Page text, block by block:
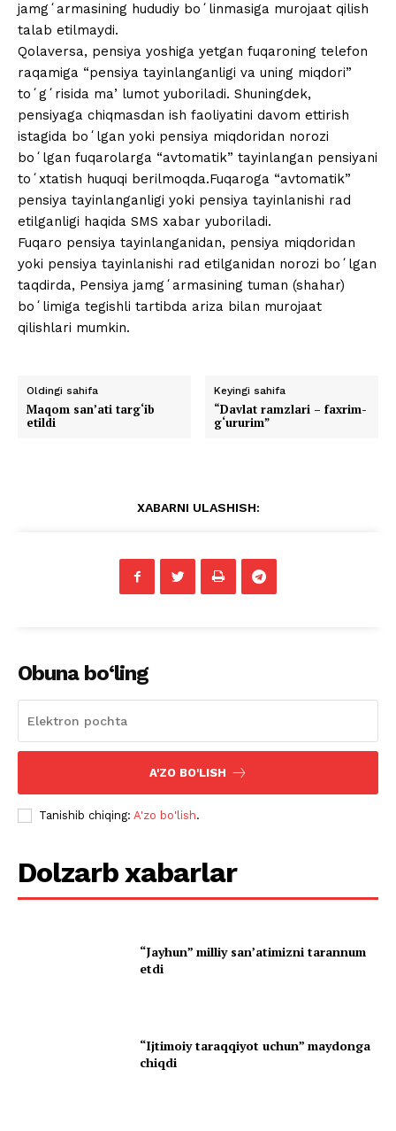
jamgʻarmasining hududiy boʻlinmasiga murojaat qilish
talab etilmaydi.
Qolaversa, pensiya yoshiga yetgan fuqaroning telefon
raqamiga “pensiya tayinlanganligi va uning miqdori”
toʻgʻrisida maʼlumot yuboriladi. Shuningdek,
pensiyaga chiqmasdan ish faoliyatini davom ettirish
istagida boʻlgan yoki pensiya miqdoridan norozi
boʻlgan fuqarolarga “avtomatik” tayinlangan pensiyani
toʻxtatish huquqi berilmoqda.Fuqaroga “avtomatik”
pensiya tayinlanganligi yoki pensiya tayinlanishi rad
etilganligi haqida SMS xabar yuboriladi.
Fuqaro pensiya tayinlanganidan, pensiya miqdoridan
yoki pensiya tayinlanishi rad etilganidan norozi boʻlgan
taqdirda, Pensiya jamgʻarmasining tuman (shahar)
boʻlimiga tegishli tartibda ariza bilan murojaat
qilishlari mumkin.
Oldingi sahifa
Maqom san’ati targ‘ib
etildi
Keyingi sahifa
“Davlat ramzlari – faxrim-
g‘ururim”
XABARNI ULASHISH:
Obuna bo‘ling
A'ZO BO'LISH
Tanishib chiqing: A'zo bo'lish.
Dolzarb xabarlar
“Jayhun” milliy san’atimizni tarannum
etdi
“Ijtimoiy taraqqiyot uchun” maydonga
chiqdi